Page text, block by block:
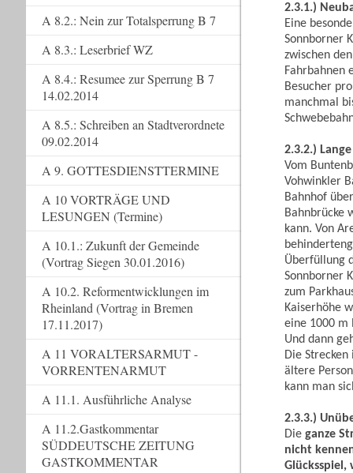
2.3.1.)
Eine
Sonnborner
zwischen
Fahrbahnen
Besucher
manchmal
2.3.2.)
Vom
Vohwinkler
Bahnhof
Bahnbrücke
kann. Von
Überfüllung
Sonnborner
zum
Kaiserhöhe
eine 1000 m
Und dann
Die
ältere
kann man
2.3.3.)
Dieganze
nicht
Glücksspiel,
A 8.2.: Nein zur Totalsperrung B 7
A 8.3.: Leserbrief WZ
A 8.4.: Resumee zur Sperrung B 7
14.02.2014
A 8.5.: Schreiben an Stadtverordnete
09.02.2014
A 9. GOTTESDIENSTTERMINE
A 10 VORTRÄGE UND
LESUNGEN (Termine)
A 10.1.: Zukunft der Gemeinde
(Vortrag Siegen 30.01.2016)
A 10.2. Reformentwicklungen im
Rheinland (Vortrag in Bremen
17.11.2017)
A 11 VORALTERSARMUT -
VORRENTENARMUT
A 11.1. Ausführliche Analyse
A 11.2.Gastkommentar
SÜDDEUTSCHE ZEITUNG
GASTKOMMENTAR